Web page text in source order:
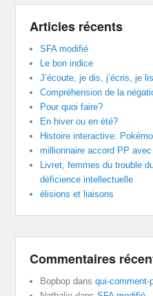
Articles récents
SFA modifié
Le bon indice
J’écoute, je dis, j’écris, je
Compréhension de la
Pour quoi faire?
En hiver ou en été?
Histoire interactive:
millionnaire accord PP
Livret, femmes du trouble
déficience intellectuelle
élisions et liaisons
Commentaires
Bopbop dansqui-comment-